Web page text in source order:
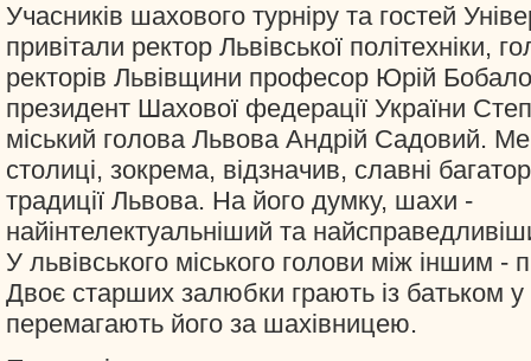
Учасників шахового турніру та гостей
привітали ректор Львівської політехніки,
ректорів Львівщини професор Юрій
президент Шахової федерації України
міський голова Львова Андрій Садовий.
столиці, зокрема, відзначив, славні
традиції Львова. На його думку, шахи -
найінтелектуальніший та
У львівського міського голови між іншим -
Двоє старших залюбки грають із батьком
перемагають його за шахівницею.